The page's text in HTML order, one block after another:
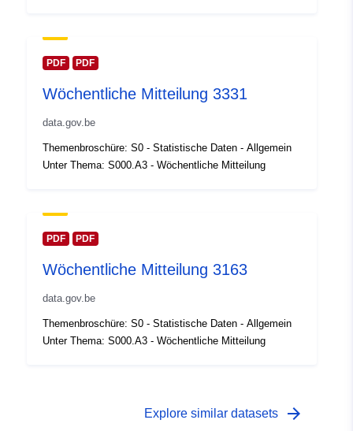
Gebiet:
]
Identifikatoren: Q23790#ID
Zeitliche
- 31 December 2012
PDF PDF
Wöchentliche Mitteilung 3331
data.gov.be
Themenbroschüre: S0 - Statistische Daten - Allgemein
Unter Thema: S000.A3 - Wöchentliche Mitteilung
PDF PDF
Wöchentliche Mitteilung 3163
data.gov.be
Themenbroschüre: S0 - Statistische Daten - Allgemein
Unter Thema: S000.A3 - Wöchentliche Mitteilung
Explore similar datasets arrow_forward